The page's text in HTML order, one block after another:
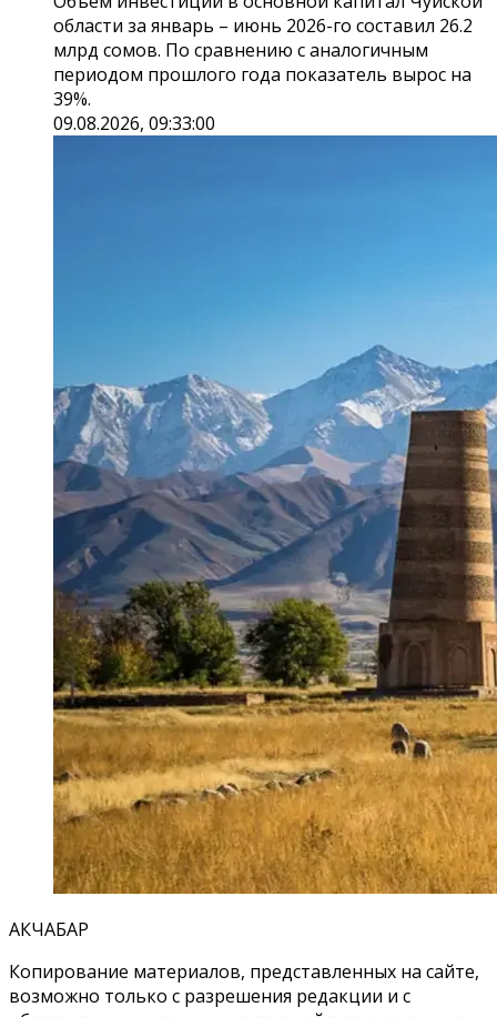
области за январь – июнь 2026-го составил 26.2
млрд сомов. По сравнению с аналогичным
периодом прошлого года показатель вырос на
39%.
09.08.2026, 09:33:00
АКЧАБАР
Копирование материалов, представленных на сайте,
возможно только с разрешения редакции и с